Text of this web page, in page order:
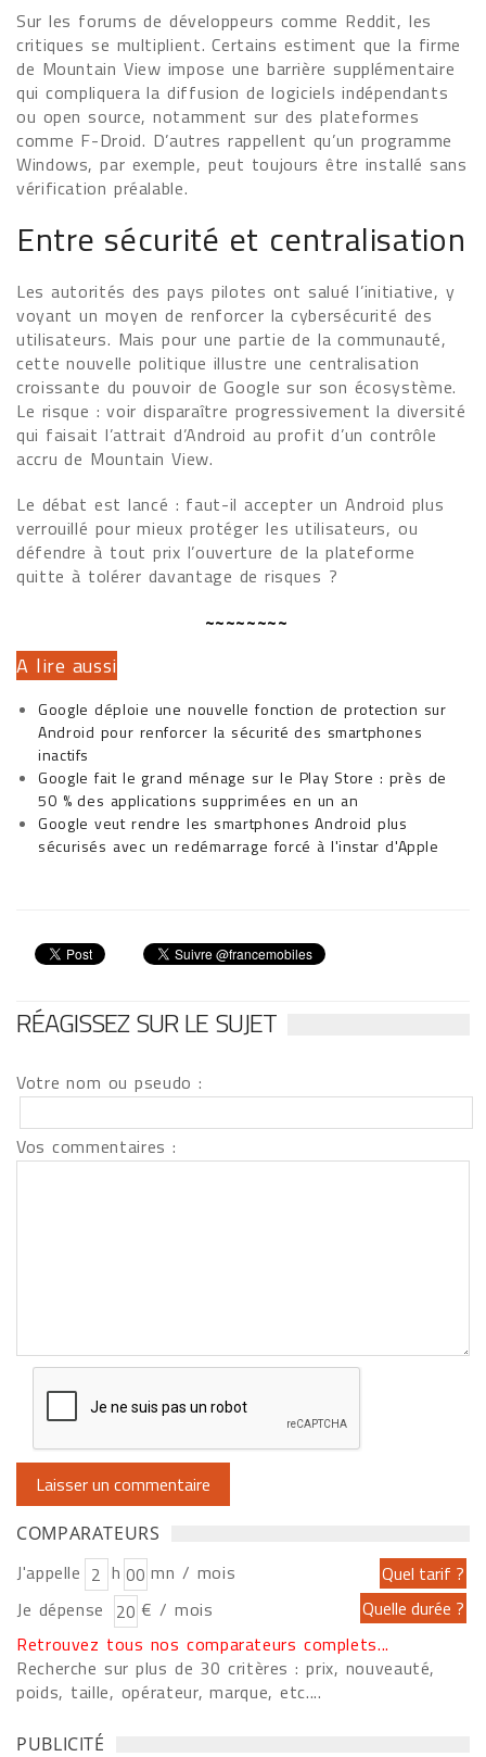
Sur les forums de développeurs comme Reddit, les
critiques se multiplient. Certains estiment que la firme
de Mountain View impose une barrière supplémentaire
qui compliquera la diffusion de logiciels indépendants
ou open source, notamment sur des plateformes
comme F-Droid. D’autres rappellent qu’un programme
Windows, par exemple, peut toujours être installé sans
vérification préalable.
Entre sécurité et centralisation
Les autorités des pays pilotes ont salué l’initiative, y
voyant un moyen de renforcer la cybersécurité des
utilisateurs. Mais pour une partie de la communauté,
cette nouvelle politique illustre une centralisation
croissante du pouvoir de Google sur son écosystème.
Le risque : voir disparaître progressivement la diversité
qui faisait l’attrait d’Android au profit d’un contrôle
accru de Mountain View.
Le débat est lancé : faut-il accepter un Android plus
verrouillé pour mieux protéger les utilisateurs, ou
défendre à tout prix l’ouverture de la plateforme
quitte à tolérer davantage de risques ?
~~~~~~~~
A lire aussi
Google déploie une nouvelle fonction de protection sur
Android pour renforcer la sécurité des smartphones
inactifs
Google fait le grand ménage sur le Play Store : près de
50 % des applications supprimées en un an
Google veut rendre les smartphones Android plus
sécurisés avec un redémarrage forcé à l'instar d'Apple
RÉAGISSEZ SUR LE SUJET
Votre nom ou pseudo :
Vos commentaires :
COMPARATEURS
J'appelle h
mn / mois
Je dépense
€ / mois
Retrouvez tous nos comparateurs complets...
Recherche sur plus de 30 critères : prix, nouveauté,
poids, taille, opérateur, marque, etc....
PUBLICITÉ